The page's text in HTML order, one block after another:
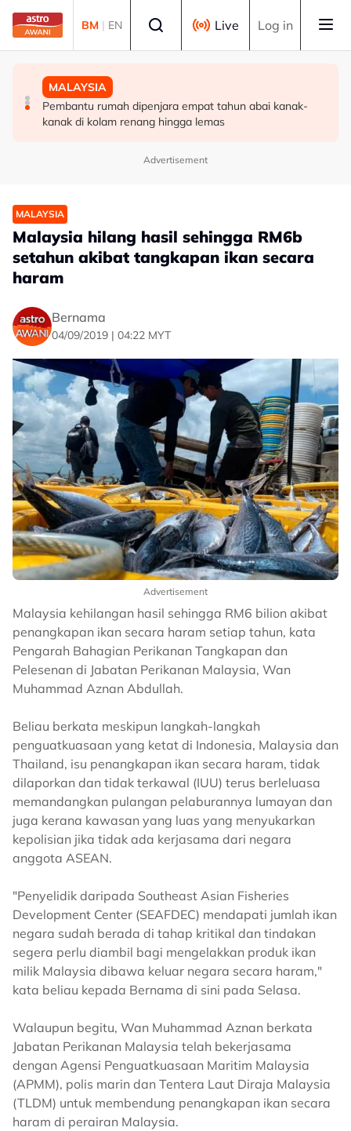
Skip to main content
BM | EN Live Log in
MALAYSIA
26 pertuduhan Nicky Liow ditarik balik selepas bayar
kompaun RM10 juta - AGC
MALAYSIA
Kes dadah: Bekas penyampai radio, Ismahalil Hamzah
diarah masuk penjara hari ini
MALAYSIA
Pembantu rumah dipenjara empat tahun abai kanak-
kanak di kolam renang hingga lemas
Advertisement
MALAYSIA
Malaysia hilang hasil sehingga RM6b
setahun akibat tangkapan ikan secara
haram
Bernama
04/09/2019 | 04:22 MYT
Advertisement
Malaysia kehilangan hasil sehingga RM6 bilion akibat
penangkapan ikan secara haram setiap tahun, kata
Pengarah Bahagian Perikanan Tangkapan dan
Pelesenan di Jabatan Perikanan Malaysia, Wan
Muhammad Aznan Abdullah.
Beliau berkata meskipun langkah-langkah
penguatkuasaan yang ketat di Indonesia, Malaysia dan
Thailand, isu penangkapan ikan secara haram, tidak
dilaporkan dan tidak terkawal (IUU) terus berleluasa
memandangkan pulangan pelaburannya lumayan dan
juga kerana kawasan yang luas yang menyukarkan
kepolisian jika tidak ada kerjasama dari negara
anggota ASEAN.
"Penyelidik daripada Southeast Asian Fisheries
Development Center (SEAFDEC) mendapati jumlah ikan
negara sudah berada di tahap kritikal dan tindakan
segera perlu diambil bagi mengelakkan produk ikan
milik Malaysia dibawa keluar negara secara haram,"
kata beliau kepada Bernama di sini pada Selasa.
Walaupun begitu, Wan Muhammad Aznan berkata
Jabatan Perikanan Malaysia telah bekerjasama
dengan Agensi Penguatkuasaan Maritim Malaysia
(APMM), polis marin dan Tentera Laut Diraja Malaysia
(TLDM) untuk membendung penangkapan ikan secara
haram di perairan Malaysia.